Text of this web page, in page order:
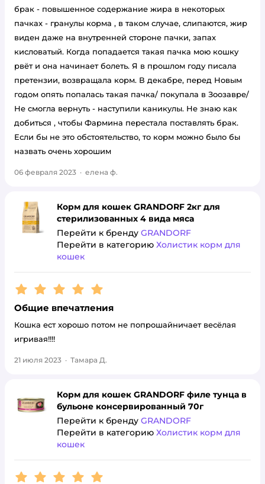
брак - повышенное содержание жира в некоторых
пачках - гранулы корма , в таком случае, слипаются, жир
виден даже на внутренней стороне пачки, запах
кисловатый. Когда попадается такая пачка мою кошку
рвёт и она начинает болеть. Я в прошлом году писала
претензии, возвращала корм. В декабре, перед Новым
годом опять попалась такая пачка/ покупала в Зоозавре/
Не смогла вернуть - наступили каникулы. Не знаю как
добиться , чтобы Фармина перестала поставлять брак.
Если бы не это обстоятельство, то корм можно было бы
назвать очень хорошим
06 февраля 2023 · елена ф.
Корм для кошек GRANDORF 2кг для
стерилизованных 4 вида мяса
Перейти к бренду GRANDORF
Перейти в категорию Холистик корм для
кошек
Рейтинг:5
Общие впечатления
Кошка ест хорошо потом не попрошайничает весёлая
игривая!!!!
21 июля 2023 · Тамара Д.
Корм для кошек GRANDORF филе тунца в
бульоне консервированный 70г
Перейти к бренду GRANDORF
Перейти в категорию Холистик корм для
кошек
Рейтинг:5